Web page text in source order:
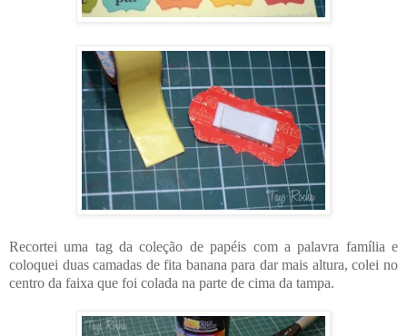
Recortei uma tag da coleção de papéis com a palavra família e
coloquei duas camadas de fita banana para dar mais altura, colei no
centro da faixa que foi colada na parte de cima da tampa.